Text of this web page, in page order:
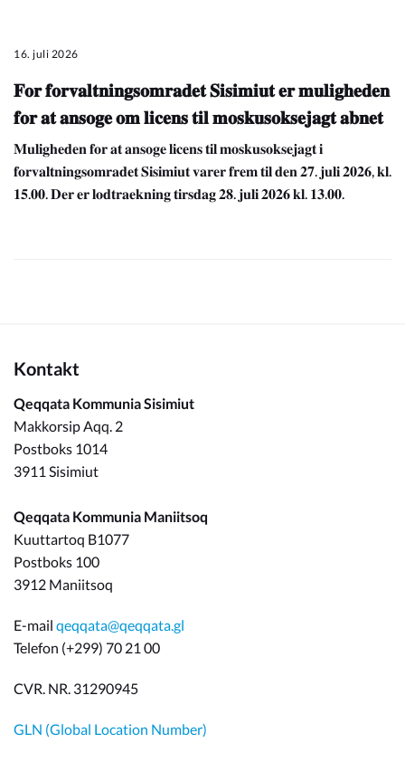
16. juli 2026
𝐅𝐨𝐫 𝐟𝐨𝐫𝐯𝐚𝐥𝐭𝐧𝐢𝐧𝐠𝐬𝐨𝐦𝐫𝐚𝐝𝐞𝐭 𝐒𝐢𝐬𝐢𝐦𝐢𝐮𝐭 𝐞𝐫 𝐦𝐮𝐥𝐢𝐠𝐡𝐞𝐝𝐞𝐧
𝐟𝐨𝐫 𝐚𝐭 𝐚𝐧𝐬𝐨𝐠𝐞 𝐨𝐦 𝐥𝐢𝐜𝐞𝐧𝐬 𝐭𝐢𝐥 𝐦𝐨𝐬𝐤𝐮𝐬𝐨𝐤𝐬𝐞𝐣𝐚𝐠𝐭 𝐚𝐛𝐧𝐞𝐭
𝐌𝐮𝐥𝐢𝐠𝐡𝐞𝐝𝐞𝐧 𝐟𝐨𝐫 𝐚𝐭 𝐚𝐧𝐬𝐨𝐠𝐞 𝐥𝐢𝐜𝐞𝐧𝐬 𝐭𝐢𝐥 𝐦𝐨𝐬𝐤𝐮𝐬𝐨𝐤𝐬𝐞𝐣𝐚𝐠𝐭 𝐢
𝐟𝐨𝐫𝐯𝐚𝐥𝐭𝐧𝐢𝐧𝐠𝐬𝐨𝐦𝐫𝐚𝐝𝐞𝐭 𝐒𝐢𝐬𝐢𝐦𝐢𝐮𝐭 𝐯𝐚𝐫𝐞𝐫 𝐟𝐫𝐞𝐦 𝐭𝐢𝐥 𝐝𝐞𝐧 𝟐𝟕. 𝐣𝐮𝐥𝐢 𝟐𝟎𝟐𝟔, 𝐤𝐥.
𝟏𝟓.𝟎𝟎. 𝐃𝐞𝐫 𝐞𝐫 𝐥𝐨𝐝𝐭𝐫𝐚𝐞𝐤𝐧𝐢𝐧𝐠 𝐭𝐢𝐫𝐬𝐝𝐚𝐠 𝟐𝟖. 𝐣𝐮𝐥𝐢 𝟐𝟎𝟐𝟔 𝐤𝐥. 𝟏𝟑.𝟎𝟎.
Kontakt
Qeqqata Kommunia Sisimiut
Makkorsip Aqq. 2
Postboks 1014
3911 Sisimiut
Qeqqata Kommunia Maniitsoq
Kuuttartoq B1077
Postboks 100
3912 Maniitsoq
E-mail qeqqata@qeqqata.gl
Telefon (+299) 70 21 00
CVR. NR. 31290945
GLN (Global Location Number)